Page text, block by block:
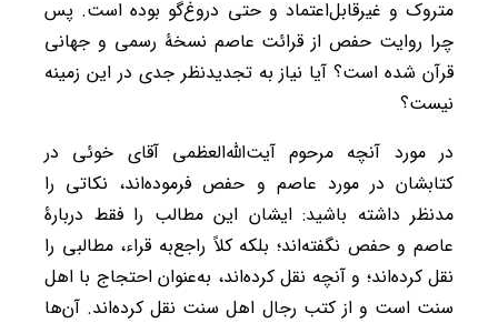
متروک و غیرقابل‌اعتماد و حتی دروغ‌گو بوده است. پس
چرا روایت حفص از قرائت عاصم نسخۀ رسمی و جهانی
قرآن شده است؟ آیا نیاز به تجدیدنظر جدی در این زمینه
نیست؟
در مورد آنچه مرحوم آیت‌الله‌العظمی آقای خوئی در
کتابشان در مورد عاصم و حفص فرموده‌اند، نکاتی را
مدنظر داشته باشید: ایشان این مطالب را فقط دربارۀ
عاصم و حفص نگفته‌اند؛ بلکه کلاً راجع‌به قراء، مطالبی را
نقل کرده‌اند؛ و آنچه نقل کرده‌اند، به‌عنوان احتجاج با اهل
سنت است و از کتب رجال اهل سنت نقل کرده‌اند. آن‌ها